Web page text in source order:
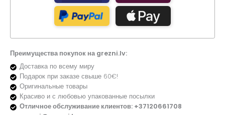
Преимущества покупок на grezni.lv:
Доставка по всему миру
Подарок при заказе свыше 60€!
Оригинальные товары
Красиво и с любовью упакованные посылки
Отличное обслуживание клиентов: +37120661708